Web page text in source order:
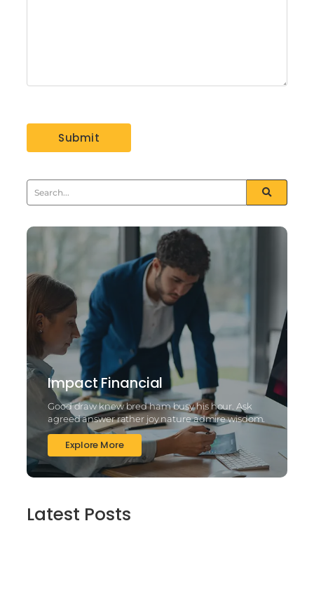
Impact Financial
Good draw knew bred ham busy his hour. Ask
agreed answer rather joy nature admire wisdom.
Explore More
Latest Posts